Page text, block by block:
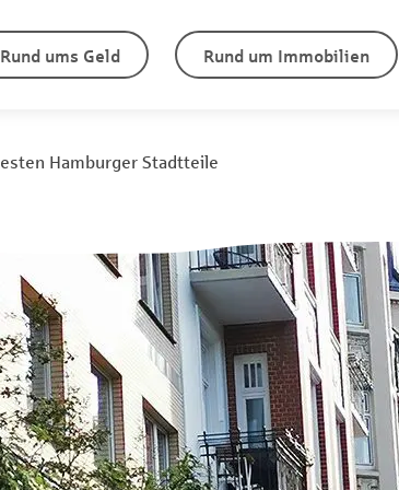
Rund ums Geld Rund um Immobilien
Hamburger Stadtteile